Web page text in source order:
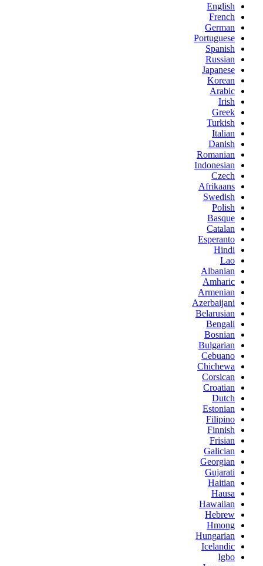
English
French
German
Portuguese
Spanish
Russian
Japanese
Korean
Arabic
Irish
Greek
Turkish
Italian
Danish
Romanian
Indonesian
Czech
Afrikaans
Swedish
Polish
Basque
Catalan
Esperanto
Hindi
Lao
Albanian
Amharic
Armenian
Azerbaijani
Belarusian
Bengali
Bosnian
Bulgarian
Cebuano
Chichewa
Corsican
Croatian
Dutch
Estonian
Filipino
Finnish
Frisian
Galician
Georgian
Gujarati
Haitian
Hausa
Hawaiian
Hebrew
Hmong
Hungarian
Icelandic
Igbo